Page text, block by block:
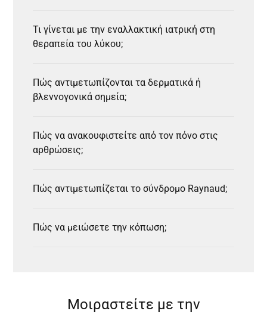
Τι γίνεται με την εναλλακτική ιατρική στη
θεραπεία του λύκου;
Πώς αντιμετωπίζονται τα δερματικά ή
βλεννογονικά σημεία;
Πώς να ανακουφιστείτε από τον πόνο στις
αρθρώσεις;
Πώς αντιμετωπίζεται το σύνδρομο Raynaud;
Πώς να μειώσετε την κόπωση;
Μοιραστείτε με την